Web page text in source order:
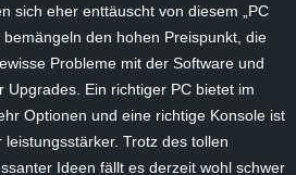
sich eher enttäuscht von diesem „PC
den hohen Preispunkt, die
Probleme mit der Software und
Upgrades. Ein richtiger PC bietet im
Optionen und eine richtige Konsole ist
Trotz des tollen
Ideen fällt es derzeit wohl schwer